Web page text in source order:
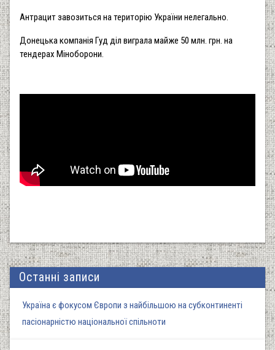
Антрацит завозиться на територію України нелегально.
Донецька компанія Гуд діл виграла майже 50 млн. грн. на
тендерах Міноборони.
Останні записи
Україна є фокусом Європи з найбільшою на субконтиненті
пасіонарністю національної спільноти